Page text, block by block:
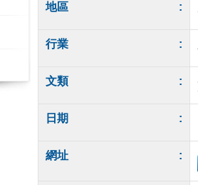
地區 :
行業 :
文類 :
日期 :
網址 :